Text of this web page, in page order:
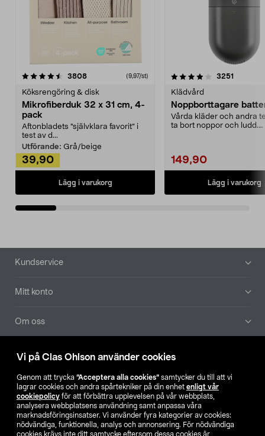
Vi på Clas Ohlson använder cookies
Genom att trycka ”Acceptera alla cookies” samtycker du till att vi
lagrar cookies och andra spårtekniker på din enhet enligt vår
cookiepolicy för att förbättra upplevelsen på vår webbplats,
analysera webbplatsens användning samt anpassa våra
marknadsföringsinsatser. Vi använder fyra kategorier av cookies:
nödvändiga, funktionella, analys och annonsering. För nödvändiga
cookies krävs inte ditt samtycke eftersom dessa cookies är
3808recensioner (9,97/st)
Köksrengöring & disk
Mikrofiberduk 32 x 31 cm, 4-
pack
Aftonbladets "självklara favorit” i
test av d...
Utförande: Grå/beige
39,90
Lägg i varukorg
4.0av 5 stjärnor 3251
Klädvård
Noppborttagare
Vårda kläder och andra
ta bort noppor och ludd.
149,90
Lägg i varukorg
4.5av 5 stjärnor
Sidfot
Kundservice
Mitt konto
Om oss
Aktuellt
Våra bolag
Hitta butik